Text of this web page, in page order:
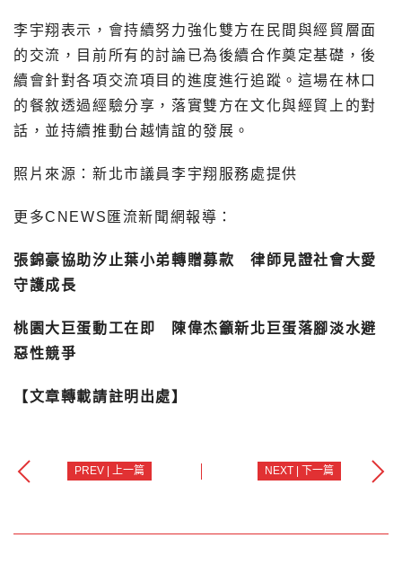
李宇翔表示，會持續努力強化雙方在民間與經貿層面
的交流，目前所有的討論已為後續合作奠定基礎，後
續會針對各項交流項目的進度進行追蹤。這場在林口
的餐敘透過經驗分享，落實雙方在文化與經貿上的對
話，並持續推動台越情誼的發展。
照片來源：新北市議員李宇翔服務處提供
更多CNEWS匯流新聞網報導：
張錦豪協助汐止葉小弟轉贈募款 律師見證社會大愛
守護成長
桃園大巨蛋動工在即 陳偉杰籲新北巨蛋落腳淡水避
惡性競爭
【文章轉載請註明出處】
PREV | 上一篇 NEXT | 下一篇